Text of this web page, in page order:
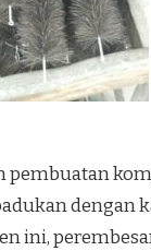
pembuatan
dengan
ini,